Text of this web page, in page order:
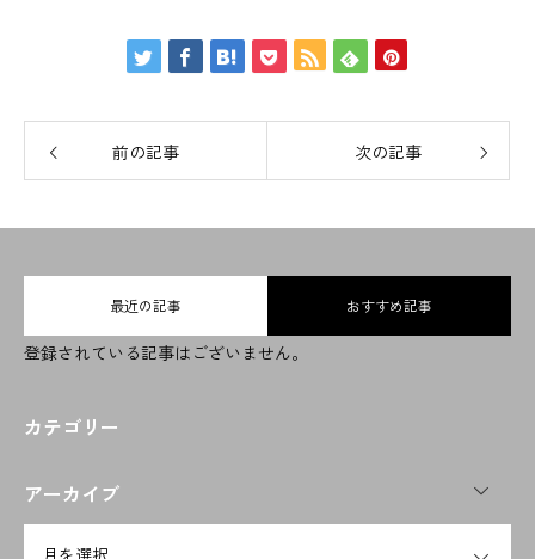
会社概要
取り扱い品目
事業内容
ENGLISH
前の記事 次の記事
最近の記事 おすすめ記事
登録されている記事はございません。
カテゴリー
アーカイブ